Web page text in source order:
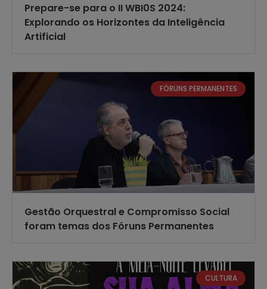
Prepare-se para o II WBI0S 2024:
Explorando os Horizontes da Inteligência
Artificial
FÓRUNS PERMANENTES
Gestão Orquestral e Compromisso Social
foram temas dos Fóruns Permanentes
CULTURA